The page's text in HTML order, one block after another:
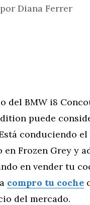
por Diana Ferrer
del BMW i8
puede
conduciendo
en Frozen Grey y
en vender tu
compro tu coche
del mercado.